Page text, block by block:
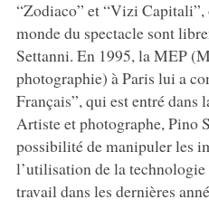
“Zodiaco” et “Vizi Capitali”,
monde du spectacle sont
Settanni. En 1995, la MEP
photographie) à Paris lui a
Français”, qui est entré dans
Artiste et photographe, Pino
possibilité de manipuler les
l’utilisation de la
travail dans les dernières